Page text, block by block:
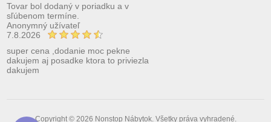
Tovar bol dodaný v poriadku a v
sľúbenom termíne.
Anonymný užívateľ
7.8.2026
super cena ,dodanie moc pekne
dakujem aj posadke ktora to priviezla
dakujem
Copyright © 2026 Nonstop Nábytok. Všetky práva vyhradené.